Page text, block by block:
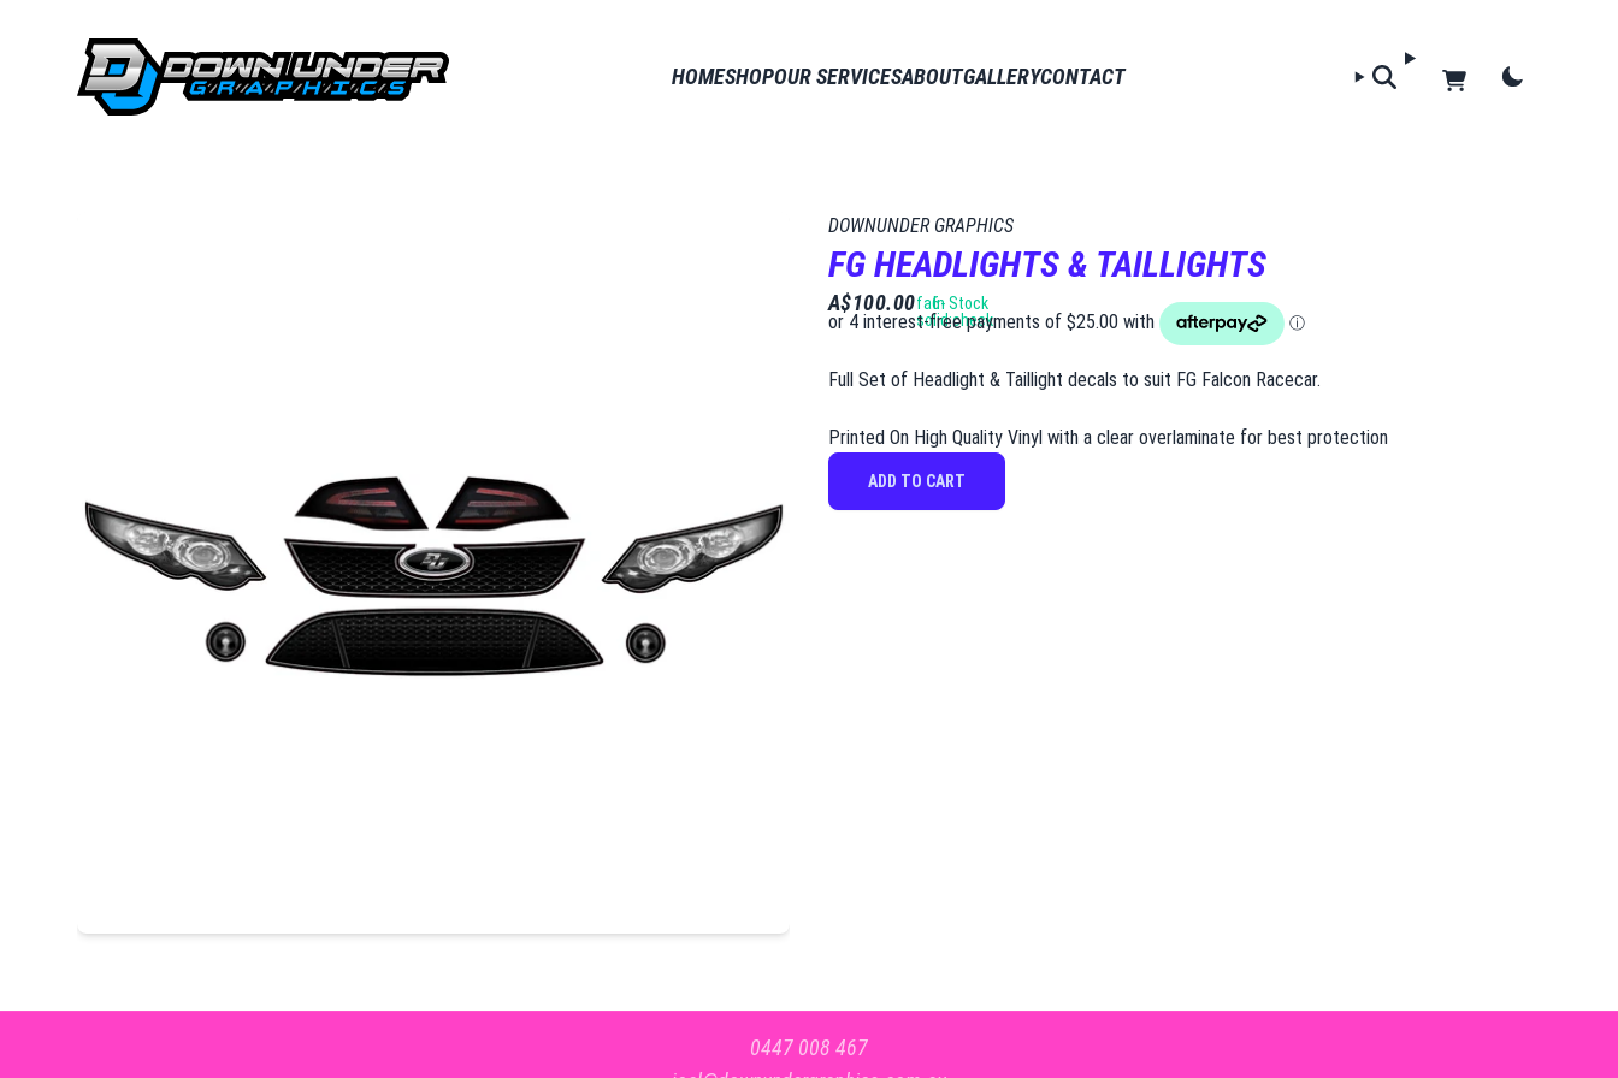
HOME​​​​‌ ‍ ​‍​‍‌‍ ‌ ​‍‌‍‍‌‌‍‌ ‌‍‍‌‌‍ ‍​‍​‍​ ‍‍​‍​‍‌ ​ ‌‍​‌‌‍ ‍‌‍‍‌‌ ‌​‌ ‍‌​‍ ‍‌‍‍‌‌‍ ​‍​‍​‍ ​​‍​‍‌‍‍​‌ ​‍‌‍‌‌‌‍‌‍​‍​‍​ ‍‍​‍​‍‌‍‍​‌ ‌​‌ ‌​‌ ​​‌ ​ ​ ‍‍​‍ ​‍ ‌ ​ ‌ ‌​‌ ‌‌‌‍‌​‌‍‍‌‌‍ ​‍ ‍‌‍‌​‌‍ ‌ ‌ ‌‍ ‍‌ ‌‌‌‍ ‍‌‍‌​‌‍‌‌‌ ​‍‌‍‌ ‌ ​‍‌‍​‌‌ ​​‌‍‍​‌‍‍‌‌‍​ ‌ ​ ​‍ ‍‌‍​ ‌‍ ‌‍ ‌​‍ ‍‌‍​‌‌ ‌‌​‍ ‌‍‍‌‌‍ ‍‌ ‌​‌‍‌‌‌‍ ‍‌ ‌​​‍ ‌‍‌‌‌‍‌​‌‍‍‌‌ ‌​​‍ ‌‍ ‌‌‍ ‌‍‌​‌‍‌‌​ ‌‌ ​​‌ ​‍‌‍‌‌‌ ​ ‌‍‌‌‌‍ ‍‌ ‌​‌‍​‌‌ ‌​‌‍‍‌‌‍ ‌‍ ‍​ ‍ ‌‍‍‌‌‍‌​​ ‌‌ ​ ‌‍‌‌‌ ‌​‌ ‌​‌‍‍‌‌‍ ‍‌‍‌ ‌ ​ ​ ‍ ‌ ‌​‌ ‍‌‌ ​​‌‍‌‌​ ‌‌ ​ ‌‍‌‌‌ ‌​‌ ‌​‌‍‍‌‌‍ ‍‌‍‌ ‌ ​ ​ ‍ ‌ ​​‌‍​‌‌ ‌​‌‍‍​​ ‌‌‍ ‌‌‍‌‌‌‍ ‍‌ ‌‌​‍ ‍‌‍ ​‌‍‍‌‌‍ ‍‌‍‍ ‌ ​ ​‍‌‌​ ‌‌‌​​‍‌‌ ‌‍‍ ‌‍‌‌‌ ‍‌​‍‌‌​ ​ ‌​‌​​‍‌‌​ ​ ‌​‌​​‍‌‌​ ​‍​ ​‍​ ‌‌‌‍‌‍‌‍‌‍​ ‍‌​ ​​​ ‌‍‌‍​‍​ ‌‌‌‍​ ​ ​​‌‍‌‍​ ‌‍​‍‌‌​ ​‍​ ​‍​‍‌‌​ ‌‌‌​‌​​‍ ‍‌ ‌​‌‍‍‌‌ ‌​‌‍ ​‌‍‌‌​ ‌‍​‍‌‍​‌‌ ​ ‌‍‌‌‌‌‌‌‌ ​‍‌‍ ​​ ‌‌‍‍​‌ ‌​‌ ‌​‌ ​​‌ ​ ​‍‌‌​ ​ ‌​​‌​‍‌‌​ ​‍‌​‌‍​‍‌‌​ ​‍‌​‌‍‌ ​ ‌ ‌​‌ ‌‌‌‍‌​‌‍‍‌‌‍ ​‍ ‍‌‍‌​‌‍ ‌ ‌ ‌‍ ‍‌ ‌‌‌‍ ‍‌‍‌​‌‍‌‌‌ ​‍‌‍‌ ‌ ​‍‌‍​‌‌ ​​‌‍‍​‌‍‍‌‌‍​ ‌ ​ ​‍ ‍‌‍​ ‌‍ ‌‍ ‌​‍ ‍‌‍​‌‌ ‌‌​‍‌‍‌‍‍‌‌‍‌​​ ‌‌ ​ ‌‍‌‌‌ ‌​‌ ‌​‌‍‍‌‌‍ ‍‌‍‌ ‌ ​ ​‍‌‍‌ ‌​‌ ‍‌‌ ​​‌‍‌‌​ ‌‌ ​ ‌‍‌‌‌ ‌​‌ ‌​‌‍‍‌‌‍ ‍‌‍‌ ‌ ​ ​‍‌‍‌ ​​‌‍​‌‌ ‌​‌‍‍​​ ‌‌‍ ‌‌‍‌‌‌‍ ‍‌ ‌‌​‍ ‍‌‍ ​‌‍‍‌‌‍ ‍‌‍‍ ‌ ​ ​‍‌‌​ ‌‌‌​​‍‌‌ ‌‍‍ ‌‍‌‌‌ ‍‌​‍‌‌​ ​ ‌​‌​​‍‌‌​ ​ ‌​‌​​‍‌‌​ ​‍​ ​‍​ ‌‌‌‍‌‍‌‍‌‍​ ‍‌​ ​​​ ‌‍‌‍​‍​ ‌‌‌‍​ ​ ​​‌‍‌‍​ ‌‍​‍‌‌​ ​‍​ ​‍​‍‌‌​ ‌‌‌​‌​​‍ ‍‌ ‌​‌‍‍‌‌ ‌​‌‍ ​‌‍‌‌​‍​‍‌ ‌SHOP​​​​‌ ‍ ​‍​‍‌‍ ‌ ​‍‌‍‍‌‌‍‌ ‌‍‍‌‌‍ ‍​‍​‍​ ‍‍​‍​‍‌ ​ ‌‍​‌‌‍ ‍‌‍‍‌‌ ‌​‌ ‍‌​‍ ‍‌‍‍‌‌‍ ​‍​‍​‍ ​​‍​‍‌‍‍​‌ ​‍‌‍‌‌‌‍‌‍​‍​‍​ ‍‍​‍​‍‌‍‍​‌ ‌​‌ ‌​‌ ​​‌ ​ ​ ‍‍​‍ ​‍ ‌ ​ ‌ ‌​‌ ‌‌‌‍‌​‌‍‍‌‌‍ ​‍ ‍‌‍‌​‌‍ ‌ ‌ ‌‍ ‍‌ ‌‌‌‍ ‍‌‍‌​‌‍‌‌‌ ​‍‌‍‌ ‌ ​‍‌‍​‌‌ ​​‌‍‍​‌‍‍‌‌‍​ ‌ ​ ​‍ ‍‌‍​ ‌‍ ‌‍ ‌​‍ ‍‌‍​‌‌ ‌‌​‍ ‌‍‍‌‌‍ ‍‌ ‌​‌‍‌‌‌‍ ‍‌ ‌​​‍ ‌‍‌‌‌‍‌​‌‍‍‌‌ ‌​​‍ ‌‍ ‌‌‍ ‌‍‌​‌‍‌‌​ ‌‌ ​​‌ ​‍‌‍‌‌‌ ​ ‌‍‌‌‌‍ ‍‌ ‌​‌‍​‌‌ ‌​‌‍‍‌‌‍ ‌‍ ‍​ ‍ ‌‍‍‌‌‍‌​​ ‌‌ ​ ‌‍‌‌‌ ‌​‌ ‌​‌‍‍‌‌‍ ‍‌‍‌ ‌ ​ ​ ‍ ‌ ‌​‌ ‍‌‌ ​​‌‍‌‌​ ‌‌ ​ ‌‍‌‌‌ ‌​‌ ‌​‌‍‍‌‌‍ ‍‌‍‌ ‌ ​ ​ ‍ ‌ ​​‌‍​‌‌ ‌​‌‍‍​​ ‌‌‍ ‌‌‍‌‌‌‍ ‍‌ ‌‌​‍ ‍‌‍ ​‌‍‍‌‌‍ ‍‌‍‍ ‌ ​ ​‍‌‌​ ‌‌‌​​‍‌‌ ‌‍‍ ‌‍‌‌‌ ‍‌​‍‌‌​ ​ ‌​‌​​‍‌‌​ ​ ‌​‌​​‍‌‌​ ​‍​ ​‍‌‍​ ​ ​ ‌‍‌‌​ ​​‌‍‌​​ ‌‍​ ​​​ ​‌​ ​‌​ ‌ ​ ‌‌​ ​​​‍‌‌​ ​‍​ ​‍​‍‌‌​ ‌‌‌​‌​​‍ ‍‌ ‌​‌‍‍‌‌ ‌​‌‍ ​‌‍‌‌​ ‌‍​‍‌‍​‌‌ ​ ‌‍‌‌‌‌‌‌‌ ​‍‌‍ ​​ ‌‌‍‍​‌ ‌​‌ ‌​‌ ​​‌ ​ ​‍‌‌​ ​ ‌​​‌​‍‌‌​ ​‍‌​‌‍​‍‌‌​ ​‍‌​‌‍‌ ​ ‌ ‌​‌ ‌‌‌‍‌​‌‍‍‌‌‍ ​‍ ‍‌‍‌​‌‍ ‌ ‌ ‌‍ ‍‌ ‌‌‌‍ ‍‌‍‌​‌‍‌‌‌ ​‍‌‍‌ ‌ ​‍‌‍​‌‌ ​​‌‍‍​‌‍‍‌‌‍​ ‌ ​ ​‍ ‍‌‍​ ‌‍ ‌‍ ‌​‍ ‍‌‍​‌‌ ‌‌​‍‌‍‌‍‍‌‌‍‌​​ ‌‌ ​ ‌‍‌‌‌ ‌​‌ ‌​‌‍‍‌‌‍ ‍‌‍‌ ‌ ​ ​‍‌‍‌ ‌​‌ ‍‌‌ ​​‌‍‌‌​ ‌‌ ​ ‌‍‌‌‌ ‌​‌ ‌​‌‍‍‌‌‍ ‍‌‍‌ ‌ ​ ​‍‌‍‌ ​​‌‍​‌‌ ‌​‌‍‍​​ ‌‌‍ ‌‌‍‌‌‌‍ ‍‌ ‌‌​‍ ‍‌‍ ​‌‍‍‌‌‍ ‍‌‍‍ ‌ ​ ​‍‌‌​ ‌‌‌​​‍‌‌ ‌‍‍ ‌‍‌‌‌ ‍‌​‍‌‌​ ​ ‌​‌​​‍‌‌​ ​ ‌​‌​​‍‌‌​ ​‍​ ​‍‌‍​ ​ ​ ‌‍‌‌​ ​​‌‍‌​​ ‌‍​ ​​​ ​‌​ ​‌​ ‌ ​ ‌‌​ ​​​‍‌‌​ ​‍​ ​‍​‍‌‌​ ‌‌‌​‌​​‍ ‍‌ ‌​‌‍‍‌‌ ‌​‌‍ ​‌‍‌‌​‍​‍‌ ‌OUR SERVICES​​​​‌ ‍ ​‍​‍‌‍ ‌ ​‍‌‍‍‌‌‍‌ ‌‍‍‌‌‍ ‍​‍​‍​ ‍‍​‍​‍‌ ​ ‌‍​‌‌‍ ‍‌‍‍‌‌ ‌​‌ ‍‌​‍ ‍‌‍‍‌‌‍ ​‍​‍​‍ ​​‍​‍‌‍‍​‌ ​‍‌‍‌‌‌‍‌‍​‍​‍​ ‍‍​‍​‍‌‍‍​‌ ‌​‌ ‌​‌ ​​‌ ​ ​ ‍‍​‍ ​‍ ‌ ​ ‌ ‌​‌ ‌‌‌‍‌​‌‍‍‌‌‍ ​‍ ‍‌‍‌​‌‍ ‌ ‌ ‌‍ ‍‌ ‌‌‌‍ ‍‌‍‌​‌‍‌‌‌ ​‍‌‍‌ ‌ ​‍‌‍​‌‌ ​​‌‍‍​‌‍‍‌‌‍​ ‌ ​ ​‍ ‍‌‍​ ‌‍ ‌‍ ‌​‍ ‍‌‍​‌‌ ‌‌​‍ ‌‍‍‌‌‍ ‍‌ ‌​‌‍‌‌‌‍ ‍‌ ‌​​‍ ‌‍‌‌‌‍‌​‌‍‍‌‌ ‌​​‍ ‌‍ ‌‌‍ ‌‍‌​‌‍‌‌​ ‌‌ ​​‌ ​‍‌‍‌‌‌ ​ ‌‍‌‌‌‍ ‍‌ ‌​‌‍​‌‌ ‌​‌‍‍‌‌‍ ‌‍ ‍​ ‍ ‌‍‍‌‌‍‌​​ ‌‌ ​ ‌‍‌‌‌ ‌​‌ ‌​‌‍‍‌‌‍ ‍‌‍‌ ‌ ​ ​ ‍ ‌ ‌​‌ ‍‌‌ ​​‌‍‌‌​ ‌‌ ​ ‌‍‌‌‌ ‌​‌ ‌​‌‍‍‌‌‍ ‍‌‍‌ ‌ ​ ​ ‍ ‌ ​​‌‍​‌‌ ‌​‌‍‍​​ ‌‌‍ ‌‌‍‌‌‌‍ ‍‌ ‌‌​‍ ‍‌‍ ​‌‍‍‌‌‍ ‍‌‍‍ ‌ ​ ​‍‌‌​ ‌‌‌​​‍‌‌ ‌‍‍ ‌‍‌‌‌ ‍‌​‍‌‌​ ​ ‌​‌​​‍‌‌​ ​ ‌​‌​​‍‌‌​ ​‍​ ​‍‌‍‌‌​ ‍​​ ​ ​ ‌ ‌‍​‌‌‍‌‌​ ‍​​ ​ ​ ‌‍‌‍‌​​ ​​​ ​ ​‍‌‌​ ​‍​ ​‍​‍‌‌​ ‌‌‌​‌​​‍ ‍‌ ‌​‌‍‍‌‌ ‌​‌‍ ​‌‍‌‌​ ‌‍​‍‌‍​‌‌ ​ ‌‍‌‌‌‌‌‌‌ ​‍‌‍ ​​ ‌‌‍‍​‌ ‌​‌ ‌​‌ ​​‌ ​ ​‍‌‌​ ​ ‌​​‌​‍‌‌​ ​‍‌​‌‍​‍‌‌​ ​‍‌​‌‍‌ ​ ‌ ‌​‌ ‌‌‌‍‌​‌‍‍‌‌‍ ​‍ ‍‌‍‌​‌‍ ‌ ‌ ‌‍ ‍‌ ‌‌‌‍ ‍‌‍‌​‌‍‌‌‌ ​‍‌‍‌ ‌ ​‍‌‍​‌‌ ​​‌‍‍​‌‍‍‌‌‍​ ‌ ​ ​‍ ‍‌‍​ ‌‍ ‌‍ ‌​‍ ‍‌‍​‌‌ ‌‌​‍‌‍‌‍‍‌‌‍‌​​ ‌‌ ​ ‌‍‌‌‌ ‌​‌ ‌​‌‍‍‌‌‍ ‍‌‍‌ ‌ ​ ​‍‌‍‌ ‌​‌ ‍‌‌ ​​‌‍‌‌​ ‌‌ ​ ‌‍‌‌‌ ‌​‌ ‌​‌‍‍‌‌‍ ‍‌‍‌ ‌ ​ ​‍‌‍‌ ​​‌‍​‌‌ ‌​‌‍‍​​ ‌‌‍ ‌‌‍‌‌‌‍ ‍‌ ‌‌​‍ ‍‌‍ ​‌‍‍‌‌‍ ‍‌‍‍ ‌ ​ ​‍‌‌​ ‌‌‌​​‍‌‌ ‌‍‍ ‌‍‌‌‌ ‍‌​‍‌‌​ ​ ‌​‌​​‍‌‌​ ​ ‌​‌​​‍‌‌​ ​‍​ ​‍‌‍‌‌​ ‍​​ ​ ​ ‌ ‌‍​‌‌‍‌‌​ ‍​​ ​ ​ ‌‍‌‍‌​​ ​​​ ​ ​‍‌‌​ ​‍​ ​‍​‍‌‌​ ‌‌‌​‌​​‍ ‍‌ ‌​‌‍‍‌‌ ‌​‌‍ ​‌‍‌‌​‍​‍‌ ‌ABOUT​​​​‌ ‍ ​‍​‍‌‍ ‌ ​‍‌‍‍‌‌‍‌ ‌‍‍‌‌‍ ‍​‍​‍​ ‍‍​‍​‍‌ ​ ‌‍​‌‌‍ ‍‌‍‍‌‌ ‌​‌ ‍‌​‍ ‍‌‍‍‌‌‍ ​‍​‍​‍ ​​‍​‍‌‍‍​‌ ​‍‌‍‌‌‌‍‌‍​‍​‍​ ‍‍​‍​‍‌‍‍​‌ ‌​‌ ‌​‌ ​​‌ ​ ​ ‍‍​‍ ​‍ ‌ ​ ‌ ‌​‌ ‌‌‌‍‌​‌‍‍‌‌‍ ​‍ ‍‌‍‌​‌‍ ‌ ‌ ‌‍ ‍‌ ‌‌‌‍ ‍‌‍‌​‌‍‌‌‌ ​‍‌‍‌ ‌ ​‍‌‍​‌‌ ​​‌‍‍​‌‍‍‌‌‍​ ‌ ​ ​‍ ‍‌‍​ ‌‍ ‌‍ ‌​‍ ‍‌‍​‌‌ ‌‌​‍ ‌‍‍‌‌‍ ‍‌ ‌​‌‍‌‌‌‍ ‍‌ ‌​​‍ ‌‍‌‌‌‍‌​‌‍‍‌‌ ‌​​‍ ‌‍ ‌‌‍ ‌‍‌​‌‍‌‌​ ‌‌ ​​‌ ​‍‌‍‌‌‌ ​ ‌‍‌‌‌‍ ‍‌ ‌​‌‍​‌‌ ‌​‌‍‍‌‌‍ ‌‍ ‍​ ‍ ‌‍‍‌‌‍‌​​ ‌‌ ​ ‌‍‌‌‌ ‌​‌ ‌​‌‍‍‌‌‍ ‍‌‍‌ ‌ ​ ​ ‍ ‌ ‌​‌ ‍‌‌ ​​‌‍‌‌​ ‌‌ ​ ‌‍‌‌‌ ‌​‌ ‌​‌‍‍‌‌‍ ‍‌‍‌ ‌ ​ ​ ‍ ‌ ​​‌‍​‌‌ ‌​‌‍‍​​ ‌‌‍ ‌‌‍‌‌‌‍ ‍‌ ‌‌​‍ ‍‌‍ ​‌‍‍‌‌‍ ‍‌‍‍ ‌ ​ ​‍‌‌​ ‌‌‌​​‍‌‌ ‌‍‍ ‌‍‌‌‌ ‍‌​‍‌‌​ ​ ‌​‌​​‍‌‌​ ​ ‌​‌​​‍‌‌​ ​‍​ ​‍‌‍​ ‌‍​‍‌‍​ ​ ‌‍​ ​‍​ ‍​​ ‌‍‌‍‌‌​ ​​​ ‍​​ ‍​‌‍‌​​‍‌‌​ ​‍​ ​‍​‍‌‌​ ‌‌‌​‌​​‍ ‍‌ ‌​‌‍‍‌‌ ‌​‌‍ ​‌‍‌‌​ ‌‍​‍‌‍​‌‌ ​ ‌‍‌‌‌‌‌‌‌ ​‍‌‍ ​​ ‌‌‍‍​‌ ‌​‌ ‌​‌ ​​‌ ​ ​‍‌‌​ ​ ‌​​‌​‍‌‌​ ​‍‌​‌‍​‍‌‌​ ​‍‌​‌‍‌ ​ ‌ ‌​‌ ‌‌‌‍‌​‌‍‍‌‌‍ ​‍ ‍‌‍‌​‌‍ ‌ ‌ ‌‍ ‍‌ ‌‌‌‍ ‍‌‍‌​‌‍‌‌‌ ​‍‌‍‌ ‌ ​‍‌‍​‌‌ ​​‌‍‍​‌‍‍‌‌‍​ ‌ ​ ​‍ ‍‌‍​ ‌‍ ‌‍ ‌​‍ ‍‌‍​‌‌ ‌‌​‍‌‍‌‍‍‌‌‍‌​​ ‌‌ ​ ‌‍‌‌‌ ‌​‌ ‌​‌‍‍‌‌‍ ‍‌‍‌ ‌ ​ ​‍‌‍‌ ‌​‌ ‍‌‌ ​​‌‍‌‌​ ‌‌ ​ ‌‍‌‌‌ ‌​‌ ‌​‌‍‍‌‌‍ ‍‌‍‌ ‌ ​ ​‍‌‍‌ ​​‌‍​‌‌ ‌​‌‍‍​​ ‌‌‍ ‌‌‍‌‌‌‍ ‍‌ ‌‌​‍ ‍‌‍ ​‌‍‍‌‌‍ ‍‌‍‍ ‌ ​ ​‍‌‌​ ‌‌‌​​‍‌‌ ‌‍‍ ‌‍‌‌‌ ‍‌​‍‌‌​ ​ ‌​‌​​‍‌‌​ ​ ‌​‌​​‍‌‌​ ​‍​ ​‍‌‍​ ‌‍​‍‌‍​ ​ ‌‍​ ​‍​ ‍​​ ‌‍‌‍‌‌​ ​​​ ‍​​ ‍​‌‍‌​​‍‌‌​ ​‍​ ​‍​‍‌‌​ ‌‌‌​‌​​‍ ‍‌ ‌​‌‍‍‌‌ ‌​‌‍ ​‌‍‌‌​‍​‍‌ ‌GALLERY​​​​‌ ‍ ​‍​‍‌‍ ‌ ​‍‌‍‍‌‌‍‌ ‌‍‍‌‌‍ ‍​‍​‍​ ‍‍​‍​‍‌ ​ ‌‍​‌‌‍ ‍‌‍‍‌‌ ‌​‌ ‍‌​‍ ‍‌‍‍‌‌‍ ​‍​‍​‍ ​​‍​‍‌‍‍​‌ ​‍‌‍‌‌‌‍‌‍​‍​‍​ ‍‍​‍​‍‌‍‍​‌ ‌​‌ ‌​‌ ​​‌ ​ ​ ‍‍​‍ ​‍ ‌ ​ ‌ ‌​‌ ‌‌‌‍‌​‌‍‍‌‌‍ ​‍ ‍‌‍‌​‌‍ ‌ ‌ ‌‍ ‍‌ ‌‌‌‍ ‍‌‍‌​‌‍‌‌‌ ​‍‌‍‌ ‌ ​‍‌‍​‌‌ ​​‌‍‍​‌‍‍‌‌‍​ ‌ ​ ​‍ ‍‌‍​ ‌‍ ‌‍ ‌​‍ ‍‌‍​‌‌ ‌‌​‍ ‌‍‍‌‌‍ ‍‌ ‌​‌‍‌‌‌‍ ‍‌ ‌​​‍ ‌‍‌‌‌‍‌​‌‍‍‌‌ ‌​​‍ ‌‍ ‌‌‍ ‌‍‌​‌‍‌‌​ ‌‌ ​​‌ ​‍‌‍‌‌‌ ​ ‌‍‌‌‌‍ ‍‌ ‌​‌‍​‌‌ ‌​‌‍‍‌‌‍ ‌‍ ‍​ ‍ ‌‍‍‌‌‍‌​​ ‌‌ ​ ‌‍‌‌‌ ‌​‌ ‌​‌‍‍‌‌‍ ‍‌‍‌ ‌ ​ ​ ‍ ‌ ‌​‌ ‍‌‌ ​​‌‍‌‌​ ‌‌ ​ ‌‍‌‌‌ ‌​‌ ‌​‌‍‍‌‌‍ ‍‌‍‌ ‌ ​ ​ ‍ ‌ ​​‌‍​‌‌ ‌​‌‍‍​​ ‌‌‍ ‌‌‍‌‌‌‍ ‍‌ ‌‌​‍ ‍‌‍ ​‌‍‍‌‌‍ ‍‌‍‍ ‌ ​ ​‍‌‌​ ‌‌‌​​‍‌‌ ‌‍‍ ‌‍‌‌‌ ‍‌​‍‌‌​ ​ ‌​‌​​‍‌‌​ ​ ‌​‌​​‍‌‌​ ​‍​ ​‍​ ​​​ ​ ​ ‌​​ ‌‍​ ‌ ​ ​ ​ ​‌​ ‍‌​ ​‍​ ‍​‌‍​‌‌‍‌‍​‍‌‌​ ​‍​ ​‍​‍‌‌​ ‌‌‌​‌​​‍ ‍‌ ‌​‌‍‍‌‌ ‌​‌‍ ​‌‍‌‌​ ‌‍​‍‌‍​‌‌ ​ ‌‍‌‌‌‌‌‌‌ ​‍‌‍ ​​ ‌‌‍‍​‌ ‌​‌ ‌​‌ ​​‌ ​ ​‍‌‌​ ​ ‌​​‌​‍‌‌​ ​‍‌​‌‍​‍‌‌​ ​‍‌​‌‍‌ ​ ‌ ‌​‌ ‌‌‌‍‌​‌‍‍‌‌‍ ​‍ ‍‌‍‌​‌‍ ‌ ‌ ‌‍ ‍‌ ‌‌‌‍ ‍‌‍‌​‌‍‌‌‌ ​‍‌‍‌ ‌ ​‍‌‍​‌‌ ​​‌‍‍​‌‍‍‌‌‍​ ‌ ​ ​‍ ‍‌‍​ ‌‍ ‌‍ ‌​‍ ‍‌‍​‌‌ ‌‌​‍‌‍‌‍‍‌‌‍‌​​ ‌‌ ​ ‌‍‌‌‌ ‌​‌ ‌​‌‍‍‌‌‍ ‍‌‍‌ ‌ ​ ​‍‌‍‌ ‌​‌ ‍‌‌ ​​‌‍‌‌​ ‌‌ ​ ‌‍‌‌‌ ‌​‌ ‌​‌‍‍‌‌‍ ‍‌‍‌ ‌ ​ ​‍‌‍‌ ​​‌‍​‌‌ ‌​‌‍‍​​ ‌‌‍ ‌‌‍‌‌‌‍ ‍‌ ‌‌​‍ ‍‌‍ ​‌‍‍‌‌‍ ‍‌‍‍ ‌ ​ ​‍‌‌​ ‌‌‌​​‍‌‌ ‌‍‍ ‌‍‌‌‌ ‍‌​‍‌‌​ ​ ‌​‌​​‍‌‌​ ​ ‌​‌​​‍‌‌​ ​‍​ ​‍​ ​​​ ​ ​ ‌​​ ‌‍​ ‌ ​ ​ ​ ​‌​ ‍‌​ ​‍​ ‍​‌‍​‌‌‍‌‍​‍‌‌​ ​‍​ ​‍​‍‌‌​ ‌‌‌​‌​​‍ ‍‌ ‌​‌‍‍‌‌ ‌​‌‍ ​‌‍‌‌​‍​‍‌ ‌CONTACT​​​​‌ ‍ ​‍​‍‌‍ ‌ ​‍‌‍‍‌‌‍‌ ‌‍‍‌‌‍ ‍​‍​‍​ ‍‍​‍​‍‌ ​ ‌‍​‌‌‍ ‍‌‍‍‌‌ ‌​‌ ‍‌​‍ ‍‌‍‍‌‌‍ ​‍​‍​‍ ​​‍​‍‌‍‍​‌ ​‍‌‍‌‌‌‍‌‍​‍​‍​ ‍‍​‍​‍‌‍‍​‌ ‌​‌ ‌​‌ ​​‌ ​ ​ ‍‍​‍ ​‍ ‌ ​ ‌ ‌​‌ ‌‌‌‍‌​‌‍‍‌‌‍ ​‍ ‍‌‍‌​‌‍ ‌ ‌ ‌‍ ‍‌ ‌‌‌‍ ‍‌‍‌​‌‍‌‌‌ ​‍‌‍‌ ‌ ​‍‌‍​‌‌ ​​‌‍‍​‌‍‍‌‌‍​ ‌ ​ ​‍ ‍‌‍​ ‌‍ ‌‍ ‌​‍ ‍‌‍​‌‌ ‌‌​‍ ‌‍‍‌‌‍ ‍‌ ‌​‌‍‌‌‌‍ ‍‌ ‌​​‍ ‌‍‌‌‌‍‌​‌‍‍‌‌ ‌​​‍ ‌‍ ‌‌‍ ‌‍‌​‌‍‌‌​ ‌‌ ​​‌ ​‍‌‍‌‌‌ ​ ‌‍‌‌‌‍ ‍‌ ‌​‌‍​‌‌ ‌​‌‍‍‌‌‍ ‌‍ ‍​ ‍ ‌‍‍‌‌‍‌​​ ‌‌ ​ ‌‍‌‌‌ ‌​‌ ‌​‌‍‍‌‌‍ ‍‌‍‌ ‌ ​ ​ ‍ ‌ ‌​‌ ‍‌‌ ​​‌‍‌‌​ ‌‌ ​ ‌‍‌‌‌ ‌​‌ ‌​‌‍‍‌‌‍ ‍‌‍‌ ‌ ​ ​ ‍ ‌ ​​‌‍​‌‌ ‌​‌‍‍​​ ‌‌‍ ‌‌‍‌‌‌‍ ‍‌ ‌‌​‍ ‍‌‍ ​‌‍‍‌‌‍ ‍‌‍‍ ‌ ​ ​‍‌‌​ ‌‌‌​​‍‌‌ ‌‍‍ ‌‍‌‌‌ ‍‌​‍‌‌​ ​ ‌​‌​​‍‌‌​ ​ ‌​‌​​‍‌‌​ ​‍​ ​‍‌‍‌‌​ ​‍‌‍​‍​ ‌‌‌‍‌‌‌‍‌‌​ ‌ ​ ‌​​ ‌ ​ ‌​​ ‍​​ ‌​​‍‌‌​ ​‍​ ​‍​‍‌‌​ ‌‌‌​‌​​‍ ‍‌ ‌​‌‍‍‌‌ ‌​‌‍ ​‌‍‌‌​ ‌‍​‍‌‍​‌‌ ​ ‌‍‌‌‌‌‌‌‌ ​‍‌‍ ​​ ‌‌‍‍​‌ ‌​‌ ‌​‌ ​​‌ ​ ​‍‌‌​ ​ ‌​​‌​‍‌‌​ ​‍‌​‌‍​‍‌‌​ ​‍‌​‌‍‌ ​ ‌ ‌​‌ ‌‌‌‍‌​‌‍‍‌‌‍ ​‍ ‍‌‍‌​‌‍ ‌ ‌ ‌‍ ‍‌ ‌‌‌‍ ‍‌‍‌​‌‍‌‌‌ ​‍‌‍‌ ‌ ​‍‌‍​‌‌ ​​‌‍‍​‌‍‍‌‌‍​ ‌ ​ ​‍ ‍‌‍​ ‌‍ ‌‍ ‌​‍ ‍‌‍​‌‌ ‌‌​‍‌‍‌‍‍‌‌‍‌​​ ‌‌ ​ ‌‍‌‌‌ ‌​‌ ‌​‌‍‍‌‌‍ ‍‌‍‌ ‌ ​ ​‍‌‍‌ ‌​‌ ‍‌‌ ​​‌‍‌‌​ ‌‌ ​ ‌‍‌‌‌ ‌​‌ ‌​‌‍‍‌‌‍ ‍‌‍‌ ‌ ​ ​‍‌‍‌ ​​‌‍​‌‌ ‌​‌‍‍​​ ‌‌‍ ‌‌‍‌‌‌‍ ‍‌ ‌‌​‍ ‍‌‍ ​‌‍‍‌‌‍ ‍‌‍‍ ‌ ​ ​‍‌‌​ ‌‌‌​​‍‌‌ ‌‍‍ ‌‍‌‌‌ ‍‌​‍‌‌​ ​ ‌​‌​​‍‌‌​ ​ ‌​‌​​‍‌‌​ ​‍​ ​‍‌‍‌‌​ ​‍‌‍​‍​ ‌‌‌‍‌‌‌‍‌‌​ ‌ ​ ‌​​ ‌ ​ ‌​​ ‍​​ ‌​​‍‌‌​ ​‍​ ​‍​‍‌‌​ ‌‌‌​‌​​‍ ‍‌ ‌​‌‍‍‌‌ ‌​‌‍ ​‌‍‌‌​‍​‍‌ ‌
DOWNUNDER GRAPHICS
FG HEADLIGHTS & TAILLIGHTS
A$100.00fa6-
solid:check
In Stock
Full Set of Headlight & Taillight decals to suit FG Falcon Racecar.
Printed On High Quality Vinyl with a clear overlaminate for best protection
ADD TO CART
0447 008 467​​​​‌ ‍ ​‍​‍‌‍ ‌ ​‍‌‍‍‌‌‍‌ ‌‍‍‌‌‍ ‍​‍​‍​ ‍‍​‍​‍‌ ​ ‌‍​‌‌‍ ‍‌‍‍‌‌ ‌​‌ ‍‌​‍ ‍‌‍‍‌‌‍ ​‍​‍​‍ ​​‍​‍‌‍‍​‌ ​‍‌‍‌‌‌‍‌‍​‍​‍​ ‍‍​‍​‍‌‍‍​‌ ‌​‌ ‌​‌ ​​‌ ​ ​ ‍‍​‍ ​‍ ‌ ​ ‌ ‌​‌ ‌‌‌‍‌​‌‍‍‌‌‍ ​‍ ‍‌‍‌​‌‍ ‌ ‌ ‌‍ ‍‌ ‌‌‌‍ ‍‌‍‌​‌‍‌‌‌ ​‍‌‍‌ ‌ ​‍‌‍​‌‌ ​​‌‍‍​‌‍‍‌‌‍​ ‌ ​ ​‍ ‍‌‍​ ‌‍ ‌‍ ‌​‍ ‍‌‍​‌‌ ‌‌​‍ ‌‍‍‌‌‍ ‍‌ ‌​‌‍‌‌‌‍ ‍‌ ‌​​‍ ‌‍‌‌‌‍‌​‌‍‍‌‌ ‌​​‍ ‌‍ ‌‌‍ ‌‍‌​‌‍‌‌​ ‌‌ ​​‌ ​‍‌‍‌‌‌ ​ ‌‍‌‌‌‍ ‍‌ ‌​‌‍​‌‌ ‌​‌‍‍‌‌‍ ‌‍ ‍​ ‍ ‌‍‍‌‌‍‌​​ ‌‌ ​ ‌‍‌‌‌ ‌​‌ ‌​‌‍‍‌‌‍ ‍‌‍‌ ‌ ​ ​ ‍ ‌ ‌​‌ ‍‌‌ ​​‌‍‌‌​ ‌‌ ​ ‌‍‌‌‌ ‌​‌ ‌​‌‍‍‌‌‍ ‍‌‍‌ ‌ ​ ​ ‍ ‌ ​​‌‍​‌‌ ‌​‌‍‍​​ ‌‌‍‌‍‌‍ ‌‍ ‌ ‌​‌‍‌‌‌ ​‍​‍ ‍‌‍‌​‌‍‌‌‌ ​ ‌‍​ ‌ ​‍‌‍‍‌‌ ​​‌ ‌​‌‍‍‌‌‍ ‌‍ ‍​‍‌‌​ ‌‌‌​​‍‌‌ ‌‍‍ ‌‍‌‌‌ ‍‌​‍‌‌​ ​ ‌​‌​​‍‌‌​ ​ ‌​‌​​‍‌‌​ ​‍​ ​‍​ ​‌‌‍‌​‌‍‌‍‌‍‌​​ ‌‍‌‍​‌‌‍‌‌​ ‌‌‌‍‌​​ ​‍​ ‍​​ ​​​‍‌‌​ ​‍​ ​‍​‍‌‌​ ‌‌‌​‌​​‍ ‍‌‍​ ‌‍‍​‌‍‍‌‌‍ ​‌‍‌​‌ ​‍‌‍‌‌‌‍ ‍​‍‌‌​ ‌‌‌​​‍‌‌ ‌‍‍ ‌‍‌‌‌ ‍‌​‍‌‌​ ​ ‌​‌​​‍‌‌​ ​ ‌​‌​​‍‌‌​ ​‍​ ​‍‌‍‌​‌‍​ ​ ​​‌‍​ ​ ​‌‌‍​ ​ ‌‌​ ‍​‌‍‌‌​ ‌‍​ ‌​​ ‌ ​‍‌‌​ ​‍​ ​‍​‍‌‌​ ‌‌‌​‌​​‍ ‍‌ ‌​‌‍‌‌‌ ‍​‌ ‌​​ ‌‍​‍‌‍​‌‌ ​ ‌‍‌‌‌‌‌‌‌ ​‍‌‍ ​​ ‌‌‍‍​‌ ‌​‌ ‌​‌ ​​‌ ​ ​‍‌‌​ ​ ‌​​‌​‍‌‌​ ​‍‌​‌‍​‍‌‌​ ​‍‌​‌‍‌ ​ ‌ ‌​‌ ‌‌‌‍‌​‌‍‍‌‌‍ ​‍ ‍‌‍‌​‌‍ ‌ ‌ ‌‍ ‍‌ ‌‌‌‍ ‍‌‍‌​‌‍‌‌‌ ​‍‌‍‌ ‌ ​‍‌‍​‌‌ ​​‌‍‍​‌‍‍‌‌‍​ ‌ ​ ​‍ ‍‌‍​ ‌‍ ‌‍ ‌​‍ ‍‌‍​‌‌ ‌‌​‍‌‍‌‍‍‌‌‍‌​​ ‌‌ ​ ‌‍‌‌‌ ‌​‌ ‌​‌‍‍‌‌‍ ‍‌‍‌ ‌ ​ ​‍‌‍‌ ‌​‌ ‍‌‌ ​​‌‍‌‌​ ‌‌ ​ ‌‍‌‌‌ ‌​‌ ‌​‌‍‍‌‌‍ ‍‌‍‌ ‌ ​ ​‍‌‍‌ ​​‌‍​‌‌ ‌​‌‍‍​​ ‌‌‍‌‍‌‍ ‌‍ ‌ ‌​‌‍‌‌‌ ​‍​‍ ‍‌‍‌​‌‍‌‌‌ ​ ‌‍​ ‌ ​‍‌‍‍‌‌ ​​‌ ‌​‌‍‍‌‌‍ ‌‍ ‍​‍‌‌​ ‌‌‌​​‍‌‌ ‌‍‍ ‌‍‌‌‌ ‍‌​‍‌‌​ ​ ‌​‌​​‍‌‌​ ​ ‌​‌​​‍‌‌​ ​‍​ ​‍​ ​‌‌‍‌​‌‍‌‍‌‍‌​​ ‌‍‌‍​‌‌‍‌‌​ ‌‌‌‍‌​​ ​‍​ ‍​​ ​​​‍‌‌​ ​‍​ ​‍​‍‌‌​ ‌‌‌​‌​​‍ ‍‌‍​ ‌‍‍​‌‍‍‌‌‍ ​‌‍‌​‌ ​‍‌‍‌‌‌‍ ‍​‍‌‌​ ‌‌‌​​‍‌‌ ‌‍‍ ‌‍‌‌‌ ‍‌​‍‌‌​ ​ ‌​‌​​‍‌‌​ ​ ‌​‌​​‍‌‌​ ​‍​ ​‍‌‍‌​‌‍​ ​ ​​‌‍​ ​ ​‌‌‍​ ​ ‌‌​ ‍​‌‍‌‌​ ‌‍​ ‌​​ ‌ ​‍‌‌​ ​‍​ ​‍​‍‌‌​ ‌‌‌​‌​​‍ ‍‌ ‌​‌‍‌‌‌ ‍​‌ ‌​​‍​‍‌ ‌